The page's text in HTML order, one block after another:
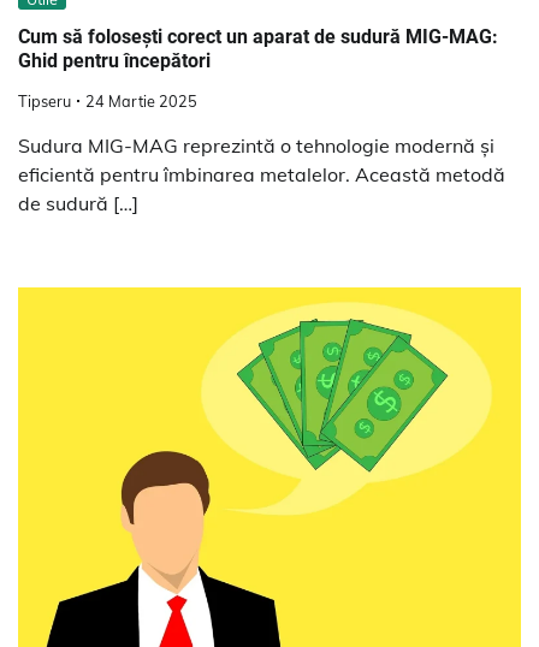
Cum să folosești corect un aparat de sudură MIG-MAG:
Ghid pentru începători
Tipseru 24 Martie 2025
Sudura MIG-MAG reprezintă o tehnologie modernă și
eficientă pentru îmbinarea metalelor. Această metodă
de sudură […]